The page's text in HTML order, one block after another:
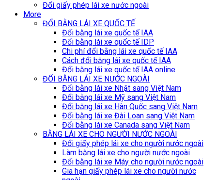
Đổi giấy phép lái xe nước ngoài
More
ĐỔI BẰNG LÁI XE QUỐC TẾ
Đổi bằng lái xe quốc tế IAA
Đổi bằng lái xe quốc tế IDP
Chi phí đổi bằng lái xe quốc tế IAA
Cách đổi bằng lái xe quốc tế IAA
Đổi bằng lái xe quốc tế IAA online
ĐỔI BẰNG LÁI XE NƯỚC NGOÀI
Đổi bằng lái xe Nhật sang Việt Nam
Đổi bằng lái xe Mỹ sang Việt Nam
Đổi bằng lái xe Hàn Quốc sang Việt Nam
Đổi bằng lái xe Đài Loan sang Việt Nam
Đổi bằng lái xe Canada sang Việt Nam
BẰNG LÁI XE CHO NGƯỜI NƯỚC NGOÀI
Đổi giấy phép lái xe cho người nước ngoài
Làm bằng lái xe cho người nước ngoài
Đổi bằng lái xe Máy cho người nước ngoài
Gia hạn giấy phép lái xe cho người nước